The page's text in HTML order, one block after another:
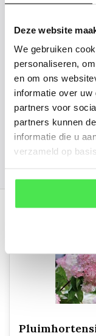
Deze website
We gebruiken
personaliseren,
en om ons
informatie over
partners voor
partners kunnen
informatie die u
verzameld op
vorm. Wilt
boom er
kunnen u
06 45
156
Recent